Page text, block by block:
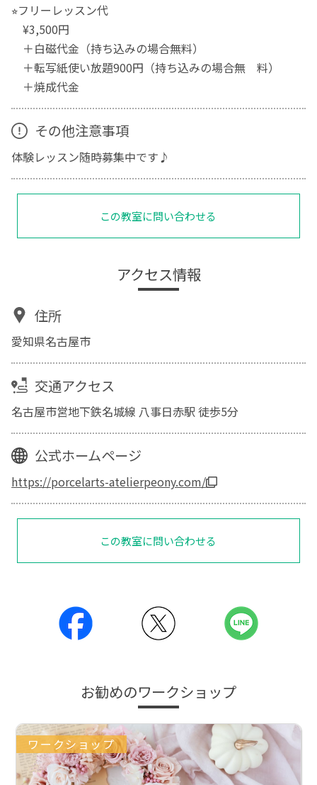
⭐︎フリーレッスン代
¥3,500円
＋白磁代金（持ち込みの場合無料）
＋転写紙使い放題900円（持ち込みの場合無 料）
＋焼成代金
その他注意事項
体験レッスン随時募集中です♪
この教室に問い合わせる
アクセス情報
住所
愛知県名古屋市
交通アクセス
名古屋市営地下鉄名城線 八事日赤駅 徒歩5分
公式ホームページ
https://porcelarts-atelierpeony.com/
この教室に問い合わせる
お勧めのワークショップ
ワークショップ